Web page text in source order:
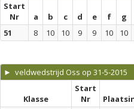
Start
Nr
a b c d e f g
51
8 10 10 9 9 10 10
► veldwedstrijd Oss op 31-5-2015
Klasse
Start
Nr